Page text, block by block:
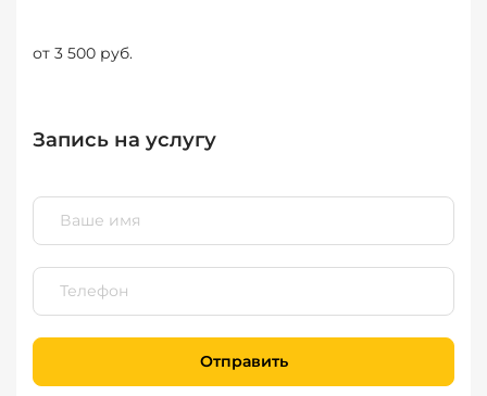
от 3 500 руб.
Запись на услугу
Отправить